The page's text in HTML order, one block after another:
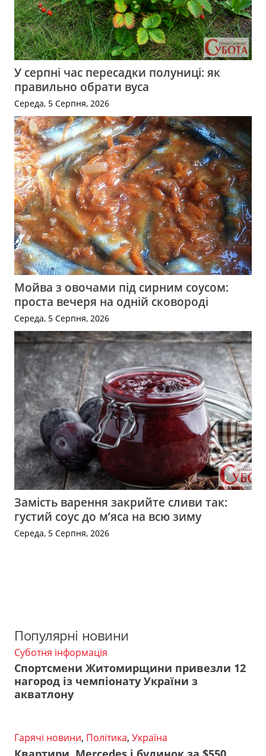
У серпні час пересадки полуниці: як
правильно обрати вуса
Середа, 5 Серпня, 2026
Мойва з овочами під сирним соусом:
проста вечеря на одній сковороді
Середа, 5 Серпня, 2026
Замість варення закрийте сливи так:
густий соус до м’яса на всю зиму
Середа, 5 Серпня, 2026
Популярні новини
Суботня інформація
Спортсмени Житомирщини привезли 12
нагород із чемпіонату України з
акватлону
Гарячі новини, Політика, Україна